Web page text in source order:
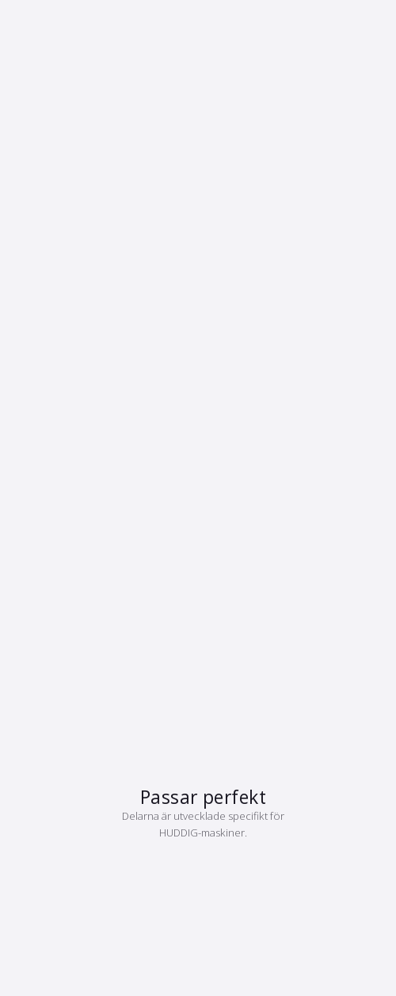
Passar perfekt
Delarna är utvecklade specifikt för
HUDDIG-maskiner.